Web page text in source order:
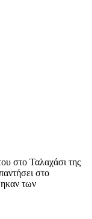
στο Ταλαχάσι της
στο
των